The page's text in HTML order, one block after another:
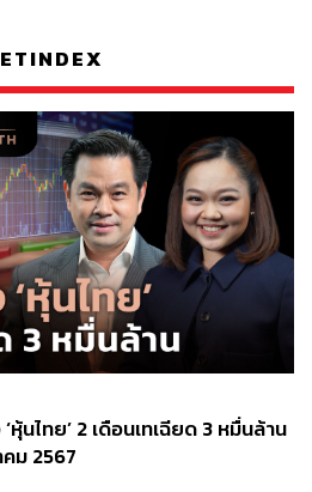
นไทย’ 2 เดือนเทเฉียด 3 หมื่นล้าน
ม 2567